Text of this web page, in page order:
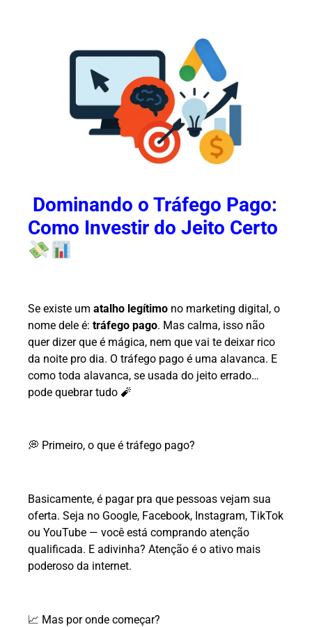
Dominando o Tráfego Pago:
Como Investir do Jeito Certo
Se existe um atalho legítimo no marketing digital, o
nome dele é: tráfego pago. Mas calma, isso não
quer dizer que é mágica, nem que vai te deixar rico
da noite pro dia. O tráfego pago é uma alavanca. E
como toda alavanca, se usada do jeito errado…
pode quebrar tudo 🧨
💭 Primeiro, o que é tráfego pago?
Basicamente, é pagar pra que pessoas vejam sua
oferta. Seja no Google, Facebook, Instagram, TikTok
ou YouTube — você está comprando atenção
qualificada. E adivinha? Atenção é o ativo mais
poderoso da internet.
📈 Mas por onde começar?